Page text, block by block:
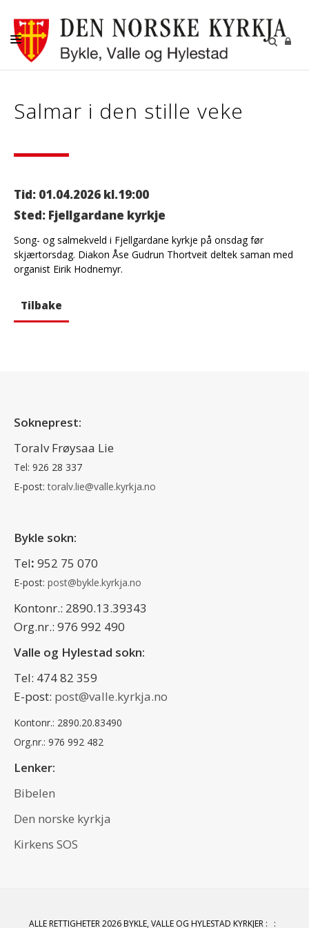
KYRKJER
Salmar i den stille veke
Tid: 01.04.2026 kl.19:00
Sted: Fjellgardane kyrkje
Song- og salmekveld i Fjellgardane kyrkje på onsdag før
skjærtorsdag. Diakon Åse Gudrun Thortveit deltek saman med
organist Eirik Hodnemyr.
Tilbake
Sokneprest:
Toralv Frøysaa Lie
Tel: 926 28 337
E-post:toralv.lie@valle.kyrkja.no
Bykle sokn:
Tel: 952 75 070
E-post: post@bykle.kyrkja.no
Kontonr.: 2890.13.39343
Org.nr.: 976 992 490
Valle og Hylestad sokn:
Tel: 474 82 359
E-post: post@valle.kyrkja.no
Kontonr.: 2890.20.83490
Org.nr.: 976 992 482
Lenker:
Bibelen
Den norske kyrkja
Kirkens SOS
ALLE RETTIGHETER 2026 BYKLE, VALLE OG HYLESTAD KYRKJER : :